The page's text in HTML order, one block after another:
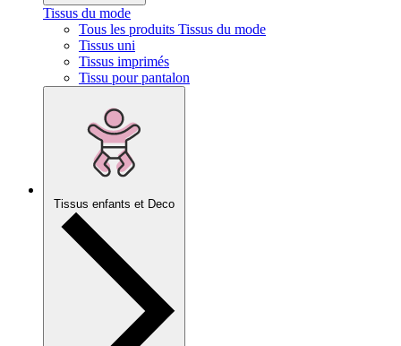
Tissus du mode
Tous les produits Tissus du mode
Tissus uni
Tissus imprimés
Tissu pour pantalon
Tissus enfants et Deco